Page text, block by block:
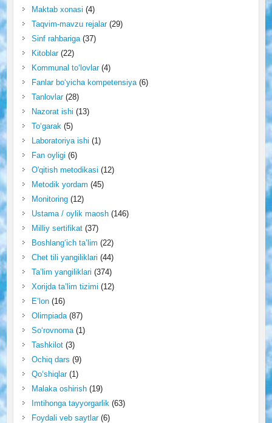
Maktab xonasi (4)
Taqvim-mavzu rejalar(29)
Sinf rahbariga(37)
Kitoblar(22)
Kommunal to‘lovlar(4)
Fanlar bo‘yicha kompetensiya(6)
Tanlovlar(28)
Nazorat ishi (13)
To‘garak (5)
Laboratoriya ishi (1)
Fan oyligi (6)
O'qitish metodikasi (12)
Metodik yordam (45)
Monitoring(12)
Ustama / oylik maosh(146)
Milliy sertifikat(37)
Boshlang‘ich ta’lim (22)
Chet tili yangiliklari (44)
Ta’lim yangiliklari (374)
Xorijda ta’lim tizimi (12)
E’lon(16)
Olimpiada(87)
So‘rovnoma(1)
Tashkilot(3)
Ochiq dars (9)
Qo‘shiqlar(1)
Malaka oshirish(19)
Imtihonga tayyorgarlik (63)
Foydali veb saytlar(6)